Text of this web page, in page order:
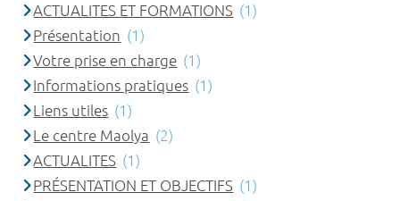
ACTUALITES ET FORMATIONS (1)
Présentation (1)
Votre prise en charge (1)
Informations pratiques (1)
Liens utiles (1)
Le centre Maolya (2)
ACTUALITES (1)
PRÉSENTATION ET OBJECTIFS (1)